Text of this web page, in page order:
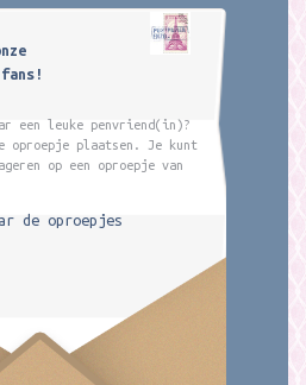
een leuke penvriend(in)?
oproepje plaatsen. Je kunt
op een oproepje van
de oproepjes